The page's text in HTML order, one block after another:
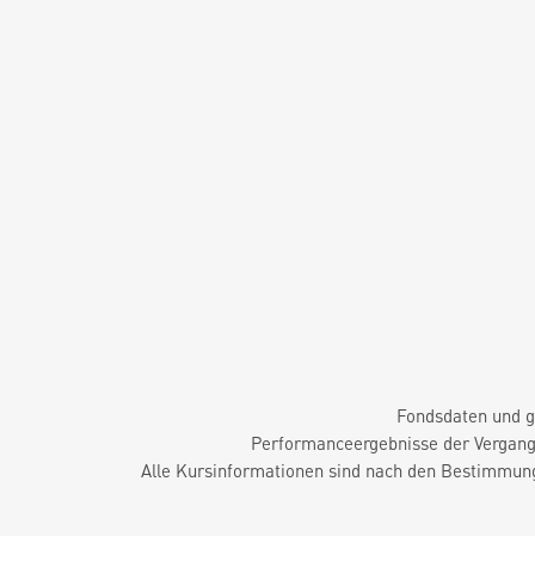
Fondsdaten und
Performanceergebnisse der
Alle Kursinformationen sind nach den